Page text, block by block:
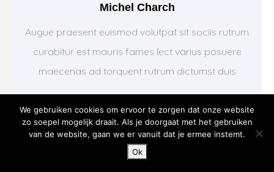
Michel Charch
Augue praesent euismod volutpat sit sociis rutrum
curabitur est mauris fames lect varius posuere
maecenas ad torquent rutrum dictumst duis
We gebruiken cookies om ervoor te zorgen dat onze website
zo soepel mogelijk draait. Als je doorgaat met het gebruiken
van de website, gaan we er vanuit dat je ermee instemt.
Ok